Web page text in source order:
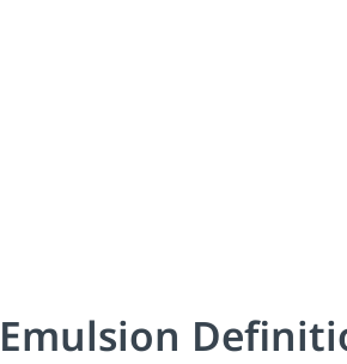
Emulsion